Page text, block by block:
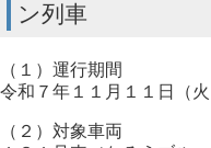
ン列車
（１）運行期間
令和７年１１月１１日（
（２）対象車両